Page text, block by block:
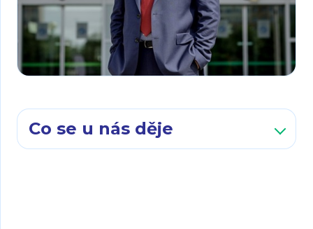
Co se u nás děje